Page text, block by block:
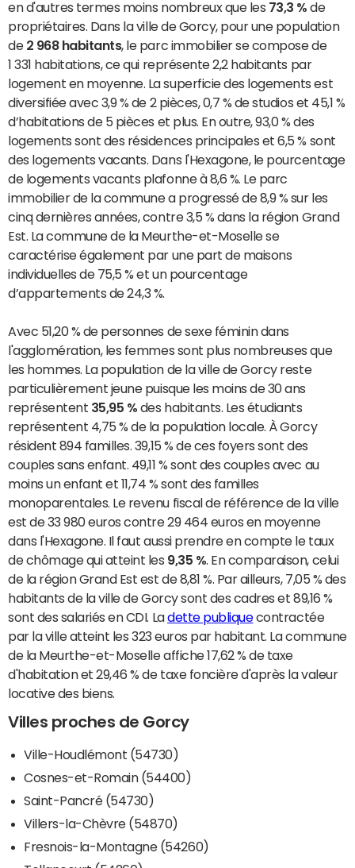
en d'autres termes moins nombreux que les 73,3 % de
propriétaires. Dans la ville de Gorcy, pour une population
de 2 968 habitants, le parc immobilier se compose de
1 331 habitations, ce qui représente 2,2 habitants par
logement en moyenne. La superficie des logements est
diversifiée avec 3,9 % de 2 pièces, 0,7 % de studios et 45,1 %
d’habitations de 5 pièces et plus. En outre, 93,0 % des
logements sont des résidences principales et 6,5 % sont
des logements vacants. Dans l'Hexagone, le pourcentage
de logements vacants plafonne à 8,6 %. Le parc
immobilier de la commune a progressé de 8,9 % sur les
cinq dernières années, contre 3,5 % dans la région Grand
Est. La commune de la Meurthe-et-Moselle se
caractérise également par une part de maisons
individuelles de 75,5 % et un pourcentage
d’appartements de 24,3 %.
Avec 51,20 % de personnes de sexe féminin dans
l'agglomération, les femmes sont plus nombreuses que
les hommes. La population de la ville de Gorcy reste
particulièrement jeune puisque les moins de 30 ans
représentent 35,95 % des habitants. Les étudiants
représentent 4,75 % de la population locale. À Gorcy
résident 894 familles. 39,15 % de ces foyers sont des
couples sans enfant. 49,11 % sont des couples avec au
moins un enfant et 11,74 % sont des familles
monoparentales. Le revenu fiscal de référence de la ville
est de 33 980 euros contre 29 464 euros en moyenne
dans l'Hexagone. Il faut aussi prendre en compte le taux
de chômage qui atteint les 9,35 %. En comparaison, celui
de la région Grand Est est de 8,81 %. Par ailleurs, 7,05 % des
habitants de la ville de Gorcy sont des cadres et 89,16 %
sont des salariés en CDI. Ladette publiquecontractée
par la ville atteint les 323 euros par habitant. La commune
de la Meurthe-et-Moselle affiche 17,62 % de taxe
d'habitation et 29,46 % de taxe foncière d'après la valeur
locative des biens.
Villes proches de Gorcy
Ville-Houdlémont (54730)
Cosnes-et-Romain (54400)
Saint-Pancré (54730)
Villers-la-Chèvre (54870)
Fresnois-la-Montagne (54260)